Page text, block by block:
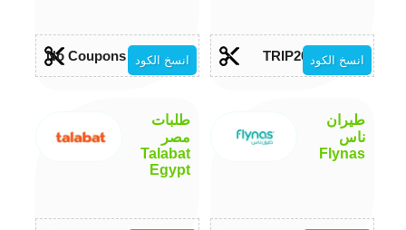
TRIP2014انسخ الكود No Coupons Required
انسخ الكود
طيران
ناس
Flynas
طلبات
مصر
Talabat
Egypt